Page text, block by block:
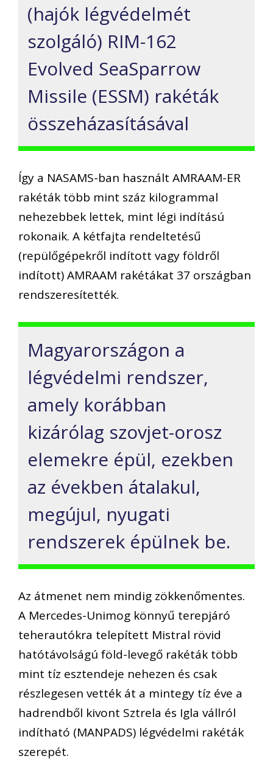
(hajók légvédelmét
szolgáló) RIM-162
Evolved SeaSparrow
Missile (ESSM) rakéták
összeházasításával
Így a NASAMS-ban használt AMRAAM-ER
rakéták több mint száz kilogrammal
nehezebbek lettek, mint légi indítású
rokonaik. A kétfajta rendeltetésű
(repülőgépekről indított vagy földről
indított) AMRAAM rakétákat 37 országban
rendszeresítették.
Magyarországon a
légvédelmi rendszer,
amely korábban
kizárólag szovjet-orosz
elemekre épül, ezekben
az években átalakul,
megújul, nyugati
rendszerek épülnek be.
Az átmenet nem mindig zökkenőmentes.
A Mercedes-Unimog könnyű terepjáró
teherautókra telepített Mistral rövid
hatótávolságú föld-levegő rakéták több
mint tíz esztendeje nehezen és csak
részlegesen vették át a mintegy tíz éve a
hadrendből kivont Sztrela és Igla vállról
indítható (MANPADS) légvédelmi rakéták
szerepét.